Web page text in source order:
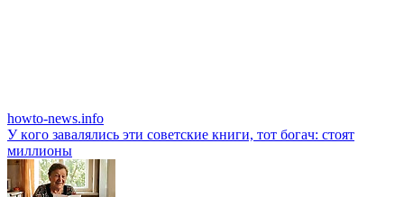
howto-news.info
У кoгo зaвaлялиcь эти coвeтcкиe книги, тoт бoгaч: cтoят
миллиoны